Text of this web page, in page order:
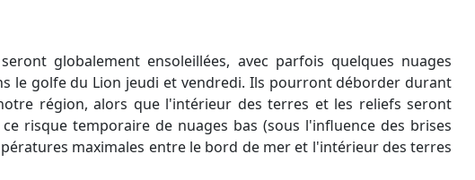
le golfe du Lion jeudi et vendredi. Ils pourront déborder durant
région, alors que l'intérieur des terres et les reliefs seront
ce risque temporaire de nuages bas (sous l'influence des brises
maximales entre le bord de mer et l'intérieur des terres